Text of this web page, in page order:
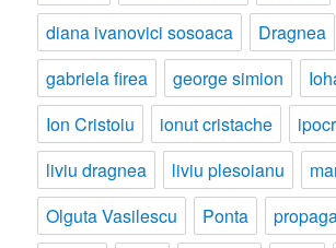
diana ivanovici sosoaca
Dragnea
gabriela firea
george simion
Ion Cristoiu
ionut cristache
liviu dragnea
liviu plesoianu
Olguta Vasilescu
Ponta